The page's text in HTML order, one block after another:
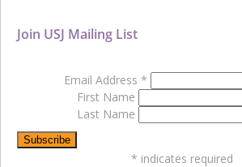
Join USJ Mailing List
Email Address *
First Name
Last Name
* indicates required